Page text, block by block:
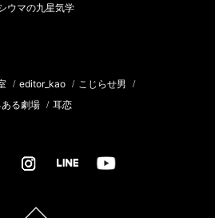
ウマの九星気学
/ editor_kao / こじらせ男 /
る劇場 / 耳恋